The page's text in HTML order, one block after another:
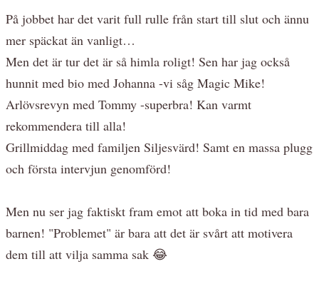
På jobbet har det varit full rulle från start till slut och ännu
mer späckat än vanligt…
Men det är tur det är så himla roligt! Sen har jag också
hunnit med bio med Johanna -vi såg Magic Mike!
Arlövsrevyn med Tommy -superbra! Kan varmt
rekommendera till alla!
Grillmiddag med familjen Siljesvärd! Samt en massa plugg
och första intervjun genomförd!
Men nu ser jag faktiskt fram emot att boka in tid med bara
barnen! "Problemet" är bara att det är svårt att motivera
dem till att vilja samma sak 😂